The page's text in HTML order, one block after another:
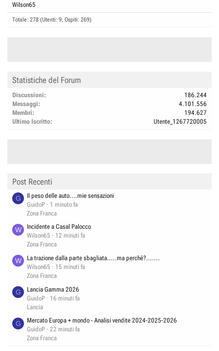
Wilson65
Totale: 278 (Utenti: 9, Ospiti: 269)
Statistiche del Forum
Discussioni
186.244
Messaggi
4.101.556
Membri
194.627
Ultimo Iscritto
Utente_1267720005
Post Recenti
G
Il peso delle auto....mie sensazioni
GuidoP
1 minuto fa
Zona Franca
W
Incidente a Casal Palocco
Wilson65
12 minuti fa
Zona Franca
W
La trazione dalla parte sbagliata.....ma perchè?.......
Wilson65
15 minuti fa
Zona Franca
G
Lancia Gamma 2026
GuidoP
16 minuti fa
Lancia
G
Mercato Europa + mondo - Analisi vendite 2024-2025-2026
GuidoP
22 minuti fa
Zona Franca